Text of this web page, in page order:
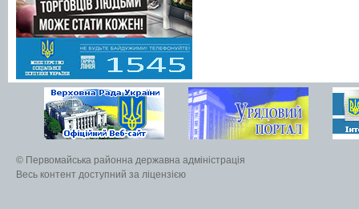
© Первомайська районна державна адміністрація
Весь контент доступний за ліцензією